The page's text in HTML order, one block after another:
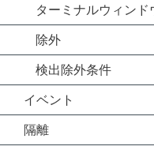
ターミナルウィン
除外
検出除外条件
イベント
隔離